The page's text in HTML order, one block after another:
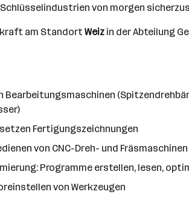
von morgen
am StandortWeiz in der Abteilung
Bearbeitungsmaschinen
Fertigungszeichnungen
von CNC-Dreh- und Fräsmaschinen
Programme erstellen, lesen,
von Werkzeugen